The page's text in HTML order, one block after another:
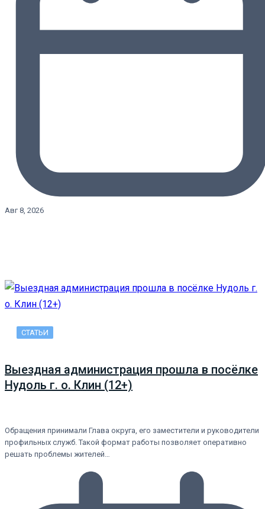
Авг 8, 2026
СТАТЬИ
Выездная администрация прошла в посёлке
Нудоль г. о. Клин (12+)
Обращения принимали Глава округа, его заместители и руководители
профильных служб. Такой формат работы позволяет оперативно
решать проблемы жителей…